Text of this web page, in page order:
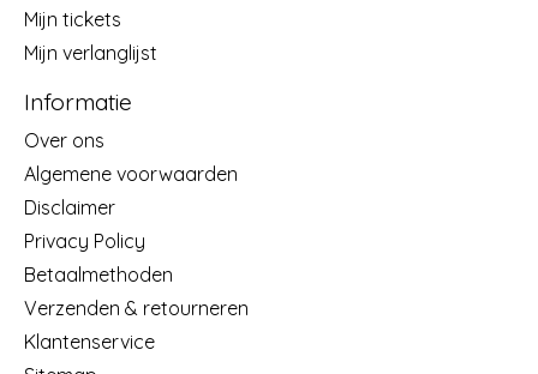
Mijn tickets
Mijn verlanglijst
Informatie
Over ons
Algemene voorwaarden
Disclaimer
Privacy Policy
Betaalmethoden
Verzenden & retourneren
Klantenservice